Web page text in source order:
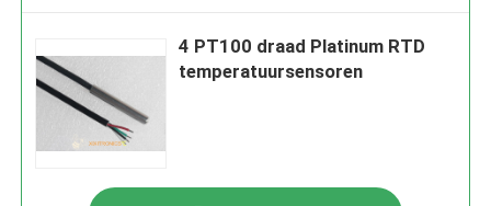
4 PT100 draad Platinum RTD
temperatuursensoren